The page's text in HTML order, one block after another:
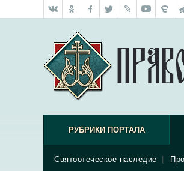
РУБРИКИ ПОРТАЛА
Святоотеческое наследие